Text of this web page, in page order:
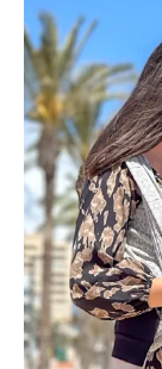
morbidezza e
naturale. Il
ancora più
fasce
famiglie fin dai
dalla nascita